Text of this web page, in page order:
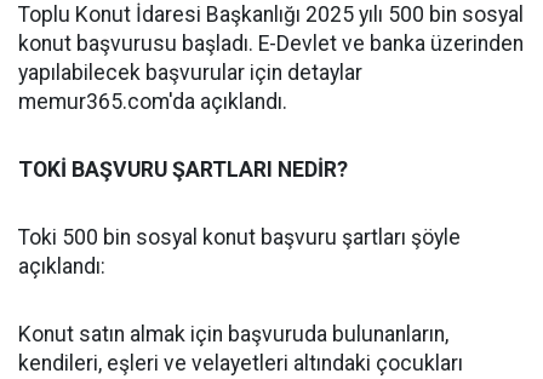
Toplu Konut İdaresi Başkanlığı 2025 yılı 500 bin sosyal
konut başvurusu başladı. E-Devlet ve banka üzerinden
yapılabilecek başvurular için detaylar
memur365.com'da açıklandı.
TOKİ BAŞVURU ŞARTLARI NEDİR?
Toki 500 bin sosyal konut başvuru şartları şöyle
açıklandı:
Konut satın almak için başvuruda bulunanların,
kendileri, eşleri ve velayetleri altındaki çocukları